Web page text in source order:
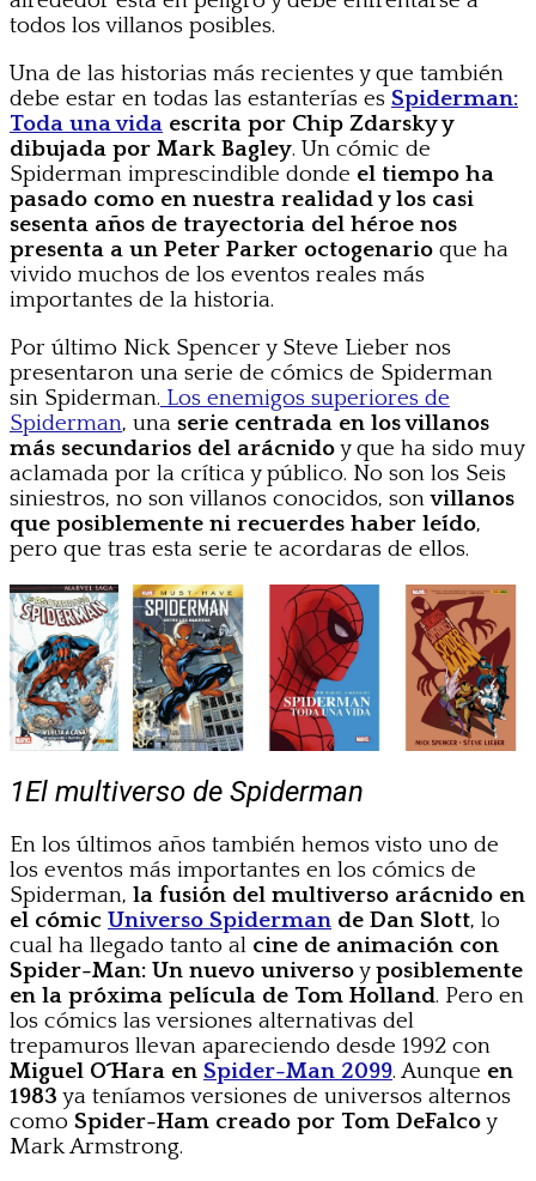
todos los villanos posibles.
Una de las historias más recientes y que también
debe estar en todas las estanterías es Spiderman:
Toda una vida escrita por Chip Zdarsky y
dibujada por Mark Bagley. Un cómic de
Spiderman imprescindible donde el tiempo ha
pasado como en nuestra realidad y los casi
sesenta años de trayectoria del héroe nos
presenta a un Peter Parker octogenario que ha
vivido muchos de los eventos reales más
importantes de la historia.
Por último Nick Spencer y Steve Lieber nos
presentaron una serie de cómics de Spiderman
sin Spiderman. Los enemigos superiores de
Spiderman, una serie centrada en los villanos
más secundarios del arácnidoy que ha sido muy
aclamada por la crítica y público. No son los Seis
siniestros, no son villanos conocidos, sonvillanos
que posiblemente ni recuerdes haber leído,
pero que tras esta serie te acordaras de ellos.
1El multiverso de Spiderman
En los últimos años también hemos visto uno de
los eventos más importantes en los cómics de
Spiderman, la fusión del multiverso arácnido en
el cómic Universo Spiderman de Dan Slott, lo
cual ha llegado tanto al cine de animación con
Spider-Man: Un nuevo universoyposiblemente
en la próxima película de Tom Holland. Pero en
los cómics las versiones alternativas del
trepamuros llevan apareciendo desde 1992 con
Miguel O´Hara en Spider-Man 2099. Aunque en
1983 ya teníamos versiones de universos alternos
como Spider-Ham creado por Tom DeFalcoy
Mark Armstrong.